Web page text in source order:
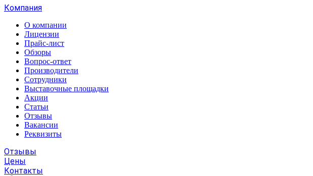
Компания
О компании
Лицензии
Прайс-лист
Обзоры
Вопрос-ответ
Производители
Сотрудники
Выставочные площадки
Акции
Статьи
Отзывы
Вакансии
Реквизиты
Отзывы
Цены
Контакты